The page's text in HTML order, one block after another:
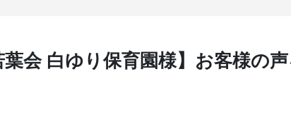
葉会 白ゆり保育園様】お客様の